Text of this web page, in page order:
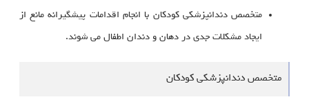
متخصص دندانپزشکی کودکان با انجام اقدامات پیشگیرانه مانع از
ایجاد مشکلات جدی در دهان و دندان اطفال می شوند.
متخصص دندانپزشکی کودکان